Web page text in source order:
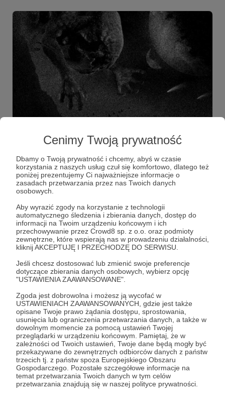
Cenimy Twoją prywatność
Dbamy o Twoją prywatność i chcemy, abyś w czasie
korzystania z naszych usług czuł się komfortowo, dlatego też
poniżej prezentujemy Ci najważniejsze informacje o
zasadach przetwarzania przez nas Twoich danych
osobowych.
Aby wyrazić zgody na korzystanie z technologii
automatycznego śledzenia i zbierania danych, dostęp do
informacji na Twoim urządzeniu końcowym i ich
przechowywanie przez Crowd8 sp. z o.o. oraz podmioty
zewnętrzne, które wspierają nas w prowadzeniu działalności,
kliknij AKCEPTUJĘ I PRZECHODZĘ DO SERWISU.
Jeśli chcesz dostosować lub zmienić swoje preferencje
dotyczące zbierania danych osobowych, wybierz opcję
"USTAWIENIA ZAAWANSOWANE".
Zgoda jest dobrowolna i możesz ją wycofać w
USTAWIENIACH ZAAWANSOWANYCH, gdzie jest także
opisane Twoje prawo żądania dostępu, sprostowania,
usunięcia lub ograniczenia przetwarzania danych, a także w
dowolnym momencie za pomocą ustawień Twojej
przeglądarki w urządzeniu końcowym. Pamiętaj, że w
zależności od Twoich ustawień, Twoje dane będą mogły być
przekazywane do zewnętrznych odbiorców danych z państw
trzecich tj. z państw spoza Europejskiego Obszaru
Gospodarczego. Pozostałe szczegółowe informacje na
temat przetwarzania Twoich danych w tym celów
przetwarzania znajdują się w naszej polityce prywatności.
01.02.2026 Brak komentarzy
AKOLYTH - Ecstatic Kingdom
prowadzony przez muzyka działającego pod
pseudonimem Sphere. Od początku funkcjonuje jako
przedsięwzięcie w pełni autonomiczne i celowo
enigmatyczne, skupione na spójnej wizji artystycznej
zamiast rozbudowanej otoczki informacyjnej. Projekt
zaznaczając swoją obecność w undergroundzie. Pięć lat
później ukazał się drugi album, potwierdzający ciągłość
działalności i konsekwencję obranej drogi. Akolyth
pozostaje projektem zamkniętym, tworzonym w całości
przez jedną osobę, bez kompromisów i z jasno
określonym kierunkiem.
Akolyth Black Metal Amor fati Productions
Dołącz do grona Patronów!
Wesprzyj działalność AutoraWrota Krypty już teraz!
Zostań Patronem